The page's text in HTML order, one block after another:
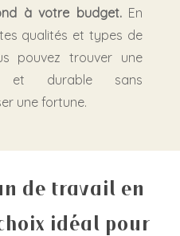
à votre budget.En
qualités et types de
pouvez trouver une
et durable sans
une fortune.
de travail en
idéal pour